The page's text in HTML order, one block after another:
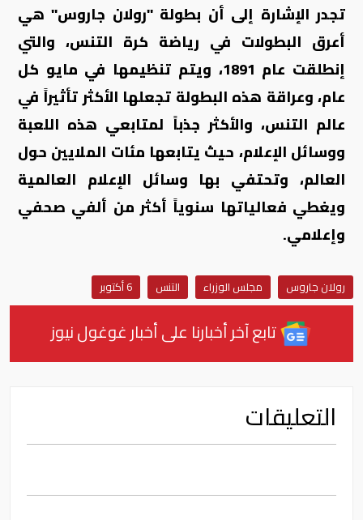
تجدر الإشارة إلى أن بطولة "رولان جاروس" هي
أعرق البطولات في رياضة كرة التنس، والتي
إنطلقت عام 1891، ويتم تنظيمها في مايو كل
عام، وعراقة هذه البطولة تجعلها الأكثر تأثيراً في
عالم التنس، والأكثر جذباً لمتابعي هذه اللعبة
ووسائل الإعلام، حيث يتابعها مئات الملايين حول
العالم، وتحتفي بها وسائل الإعلام العالمية
ويغطي فعالياتها سنوياً أكثر من ألفي صحفي
وإعلامي.
رولان جاروس مجلس الوزراء التنس 6 أكتوبر
تابع آخر أخبارنا على أخبار غوغول نيوز
التعليقات